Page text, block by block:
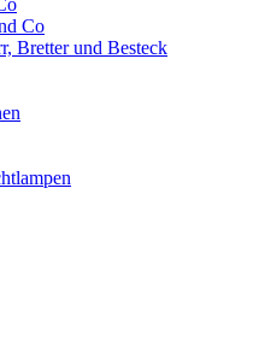
Co
Bretter und Besteck